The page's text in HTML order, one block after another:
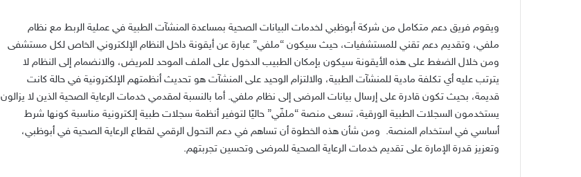
ويقوم فريق دعم متكامل من شركة أبوظبي لخدمات البيانات الصحية بمساعدة المنشآت الطبية في عملية الربط مع نظام
ملفي، وتقديم دعم تقني للمستشفيات، حيث سيكون “ملفي” عبارة عن أيقونة داخل النظام الإلكتروني الخاص لكل مستشفى
ومن خلال الضغط على هذه الأيقونة سيكون بإمكان الطبيب الدخول على الملف الموحد للمريض، والانضمام إلى النظام لا
يترتب عليه أي تكلفة مادية للمنشآت الطبية، والالتزام الوحيد على المنشآت هو تحديث أنظمتهم الإلكترونية في حالة كانت
قديمة، بحيث تكون قادرة على إرسال بيانات المرضى إلى نظام ملفي. أما بالنسبة لمقدمي خدمات الرعاية الصحية الذين لا يزالون
يستخدمون السجلات الطبية الورقية، تسعى منصة “ملفّي” حاليًا لتوفير أنظمة سجلات طبية إلكترونية مناسبة كونها شرط
أساسي في استخدام المنصة. ومن شأن هذه الخطوة أن تساهم في دعم التحول الرقمي لقطاع الرعاية الصحية في أبوظبي،
وتعزيز قدرة الإمارة على تقديم خدمات الرعاية الصحية للمرضى وتحسين تجربتهم.